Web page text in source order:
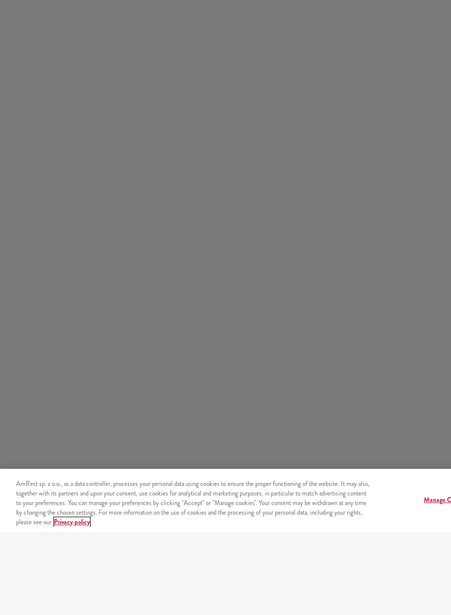
AmRest sp. z o.o., as a data controller, processes your personal data using cookies to ensure the proper functioning of the website. It may also,
together with its partners and upon your consent, use cookies for analytical and marketing purposes, in particular to match advertising content
to your preferences. You can manage your preferences by clicking "Accept" or "Manage cookies". Your consent may be withdrawn at any time
by changing the chosen settings. For more information on the use of cookies and the processing of your personal data, including your rights,
please see our Privacy policy
Manage